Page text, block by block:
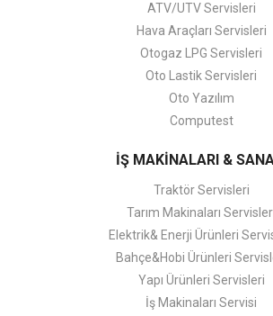
ATV/UTV Servisleri
Hava Araçları Servisleri
Otogaz LPG Servisleri
Oto Lastik Servisleri
Oto Yazılım
Computest
İŞ MAKİNALARI &
Traktör Servisleri
Tarım Makinaları
Elektrik& Enerji Ürünleri
Bahçe&Hobi Ürünleri
Yapı Ürünleri Servisleri
İş Makinaları Servisi